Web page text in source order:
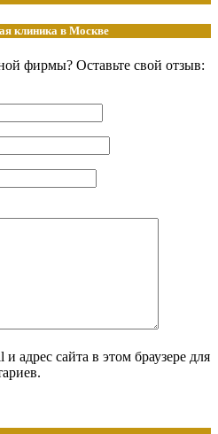
клиника в Москве
фирмы? Оставьте свой отзыв:
адрес сайта в этом браузере для